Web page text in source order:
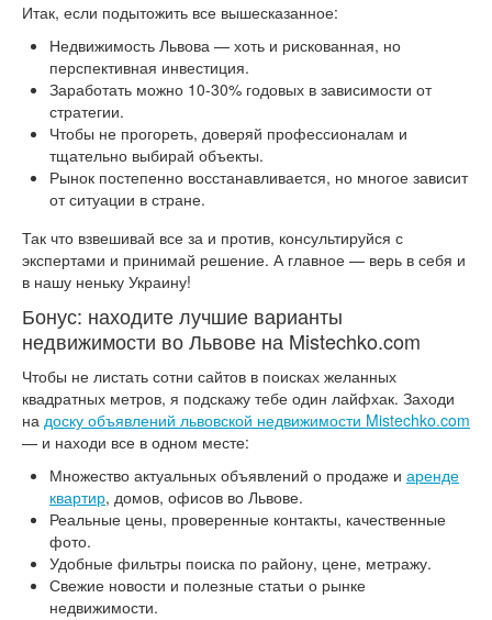
Итак, если подытожить все вышесказанное:
Недвижимость Львова — хоть и рискованная, но
перспективная инвестиция.
Заработать можно 10-30% годовых в зависимости от
стратегии.
Чтобы не прогореть, доверяй профессионалам и
тщательно выбирай объекты.
Рынок постепенно восстанавливается, но многое зависит
от ситуации в стране.
Так что взвешивай все за и против, консультируйся с
экспертами и принимай решение. А главное — верь в себя и
в нашу неньку Украину!
Бонус: находите лучшие варианты
недвижимости во Львове на Mistechko.com
Чтобы не листать сотни сайтов в поисках желанных
квадратных метров, я подскажу тебе один лайфхак. Заходи
на доску объявлений львовской недвижимости Mistechko.com
— и находи все в одном месте:
Множество актуальных объявлений о продаже и аренде
квартир, домов, офисов во Львове.
Реальные цены, проверенные контакты, качественные
фото.
Удобные фильтры поиска по району, цене, метражу.
Свежие новости и полезные статьи о рынке
недвижимости.